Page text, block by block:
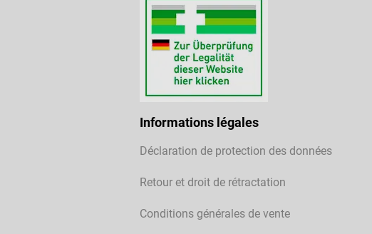
Informations légales
Déclaration de protection des données
Retour et droit de rétractation
Conditions générales de vente